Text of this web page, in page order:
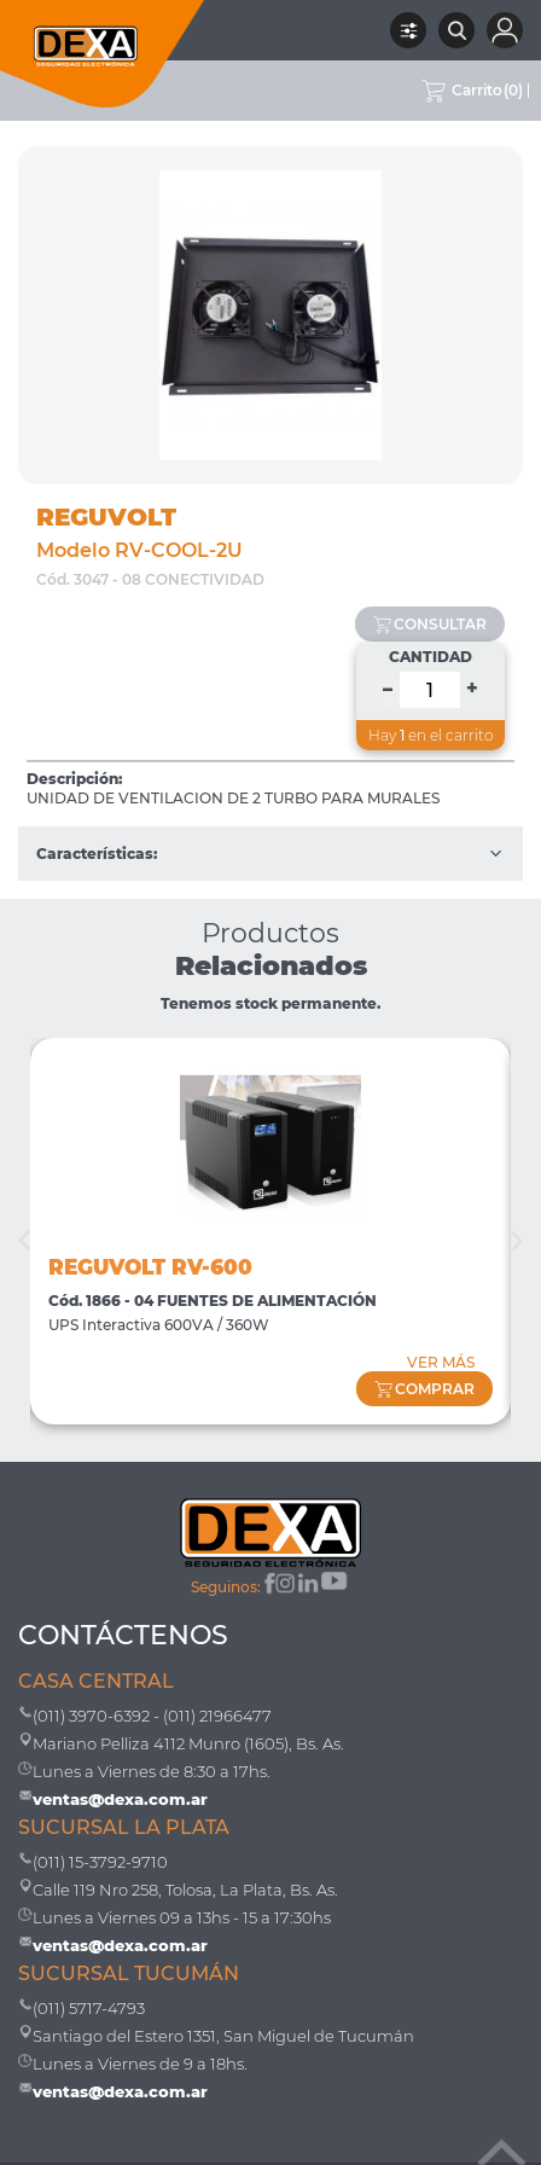
Carrito (0)
MARCA
REGUVOLT
Modelo RV-COOL-2U
Cód. 3047 - 08 CONECTIVIDAD
CONSULTAR
CANTIDAD
– +
Hay 1en el carrito
Descripción:
UNIDAD DE VENTILACION DE 2 TURBO PARA MURALES
Características:
Productos
Relacionados
Tenemos stock permanente.
REGUVOLT RV-600
Cód. 1866 - 04 FUENTES DE ALIMENTACIÓN
UPS Interactiva 600VA / 360W
VER MÁS
COMPRAR
Seguinos:
CONTÁCTENOS
CASA CENTRAL
(011) 3970-6392 - (011) 21966477
Mariano Pelliza 4112 Munro (1605), Bs. As.
Lunes a Viernes de 8:30 a 17hs.
ventas@dexa.com.ar
SUCURSAL LA PLATA
(011) 15-3792-9710
Calle 119 Nro 258, Tolosa, La Plata, Bs. As.
Lunes a Viernes 09 a 13hs - 15 a 17:30hs
ventas@dexa.com.ar
SUCURSAL TUCUMÁN
(011) 5717-4793
Santiago del Estero 1351, San Miguel de Tucumán
Lunes a Viernes de 9 a 18hs.
ventas@dexa.com.ar